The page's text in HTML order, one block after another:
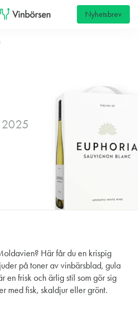
Nyhetsbrev
2025
Här får du en krispig
på toner av vinbärsblad, gula
en frisk och ärlig stil som gör sig
med fisk, skaldjur eller grönt.